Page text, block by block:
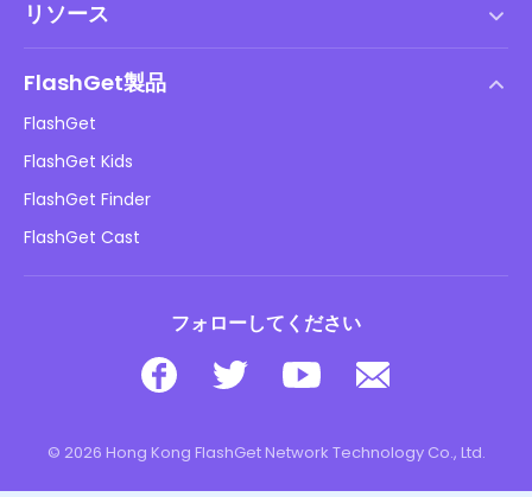
DMCAポリシー
プライバシーポリシー
広告ポリシー
私の情報を販売しないでください
リソース
子供のオンラインの安全性
ダウンロード
FlashGet製品
FlashGet
FlashGet Kids
FlashGet Finder
FlashGet Cast
フォローしてください
© 2026 Hong Kong FlashGet Network Technology Co., Ltd.